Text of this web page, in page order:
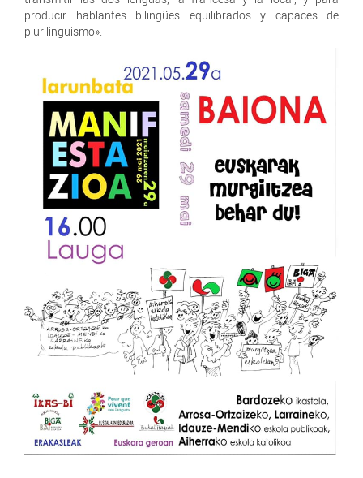
producir hablantes bilingües equilibrados y capaces de
plurilingüismo».